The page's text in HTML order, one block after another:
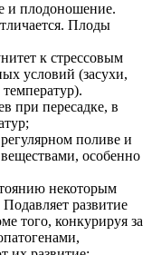
и плодоношение.
Плоды
к стрессовым
условий (засухи,
при пересадке, в
поливе и
особенно
некоторым
развитие
того, конкурируя за